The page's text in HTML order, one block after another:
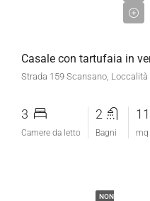
Casale con tartufaia in
Strada 159 Scansano, Loccalità
3
Camere da letto
2
Bagni mq
NON